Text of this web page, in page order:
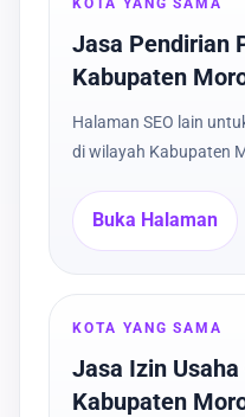
Jasa Pendirian
Kabupaten
Halaman SEO lain
di wilayah Kabupaten
Buka Halaman
KOTA YANG SAMA
Jasa Izin
Kabupaten